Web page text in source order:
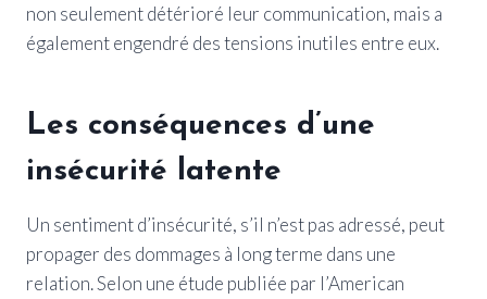
non seulement détérioré leur communication, mais a
également engendré des tensions inutiles entre eux.
Les conséquences d’une
insécurité latente
Un sentiment d’insécurité, s’il n’est pas adressé, peut
propager des dommages à long terme dans une
relation. Selon une étude publiée par l’American